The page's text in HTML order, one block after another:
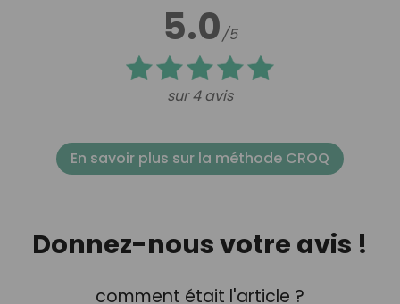
5.0/5
sur 4 avis
En savoir plus sur la méthode CROQ
Donnez-nous votre avis !
comment était l'article ?